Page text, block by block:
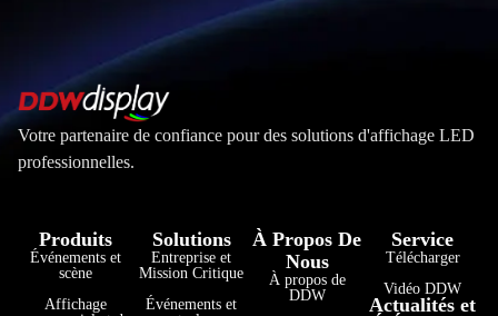
Votre partenaire de confiance pour des solutions d'affichage LED
professionnelles.
Produits
Événements et
scène
Affichage
Solutions
Entreprise et
Mission Critique
Événements et
À Propos De
Nous
À propos de
DDW
Service
Télécharger
Vidéo DDW
Actualités et